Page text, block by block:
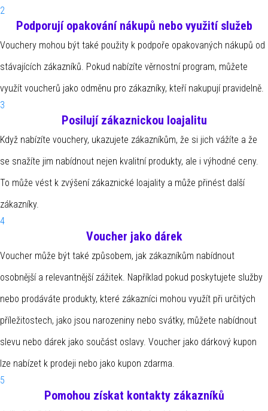
2
Podporují opakování nákupů nebo využití služeb
Vouchery mohou být také použity k podpoře opakovaných nákupů od
stávajících zákazníků. Pokud nabízíte věrnostní program, můžete
využít voucherů jako odměnu pro zákazníky, kteří nakupují pravidelně.
3
Posilují zákaznickou loajalitu
Když nabízíte vouchery, ukazujete zákazníkům, že si jich vážíte a že
se snažíte jim nabídnout nejen kvalitní produkty, ale i výhodné ceny.
To může vést k zvýšení zákaznické loajality a může přinést další
zákazníky.
4
Voucher jako dárek
Voucher může být také způsobem, jak zákazníkům nabídnout
osobnější a relevantnější zážitek. Například pokud poskytujete služby
nebo prodáváte produkty, které zákazníci mohou využít při určitých
příležitostech, jako jsou narozeniny nebo svátky, můžete nabídnout
slevu nebo dárek jako součást oslavy. Voucher jako dárkový kupon
lze nabízet k prodeji nebo jako kupon zdarma.
5
Pomohou získat kontakty zákazníků